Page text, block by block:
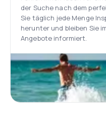
der Suche nach dem
Sie täglich jede Menge
herunter und bleiben Sie
Angebote informiert.